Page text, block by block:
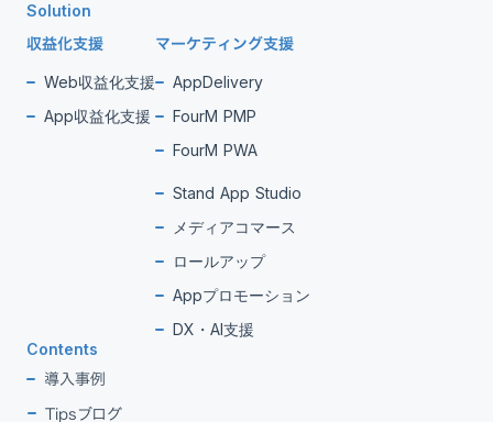
Solution
収益化支援
Web収益化支援
App収益化支援
マーケティング支援
AppDelivery
FourM PMP
FourM PWA
Stand App Studio
メディアコマース
ロールアップ
Appプロモーション
DX・AI支援
Contents
導入事例
Tipsブログ